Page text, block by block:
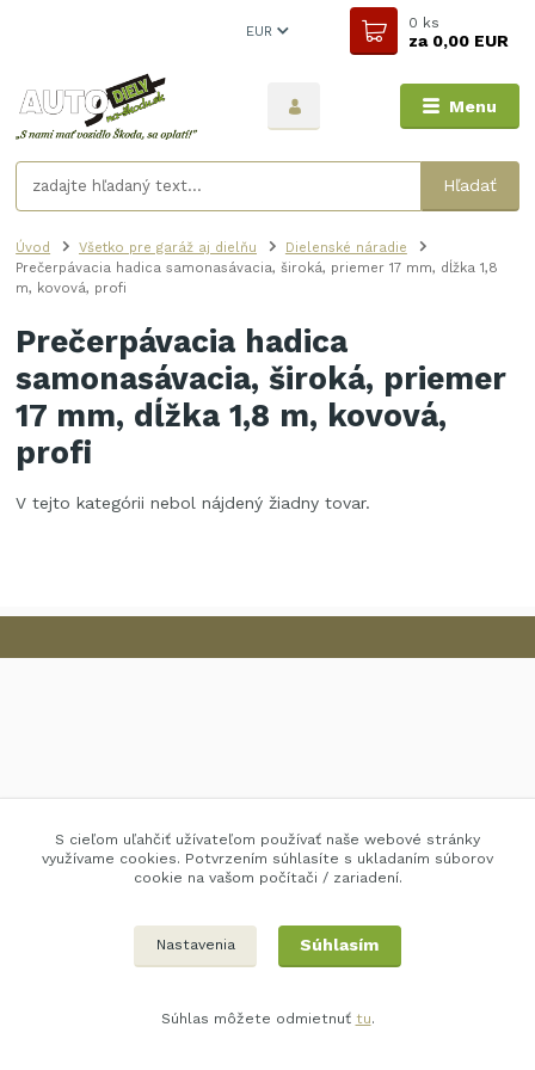
Menu
EUR
Hľadať
0 ks
za0,00 EUR
Úvod Všetko pre garáž aj dielňu
Dielenské náradie
Prečerpávacia hadica samonasávacia, široká, priemer 17 mm, dĺžka 1,8
m, kovová, profi
Prečerpávacia hadica
samonasávacia, široká, priemer
17 mm, dĺžka 1,8 m, kovová,
profi
V tejto kategórii nebol nájdený žiadny tovar.
S cieľom uľahčiť užívateľom používať naše webové stránky
využívame cookies. Potvrzením súhlasíte s ukladaním súborov
cookie na vašom počítači / zariadení.
Nastavenia Súhlasím
Súhlas môžete odmietnuť tu.